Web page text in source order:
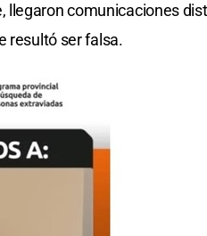
llegaron comunicaciones
resultó ser falsa.